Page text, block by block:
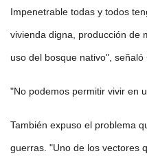
Impenetrable todas y todos
vivienda digna, producción de
uso del bosque nativo", señaló
"No podemos permitir vivir en
También expuso el problema
guerras. "Uno de los vectores